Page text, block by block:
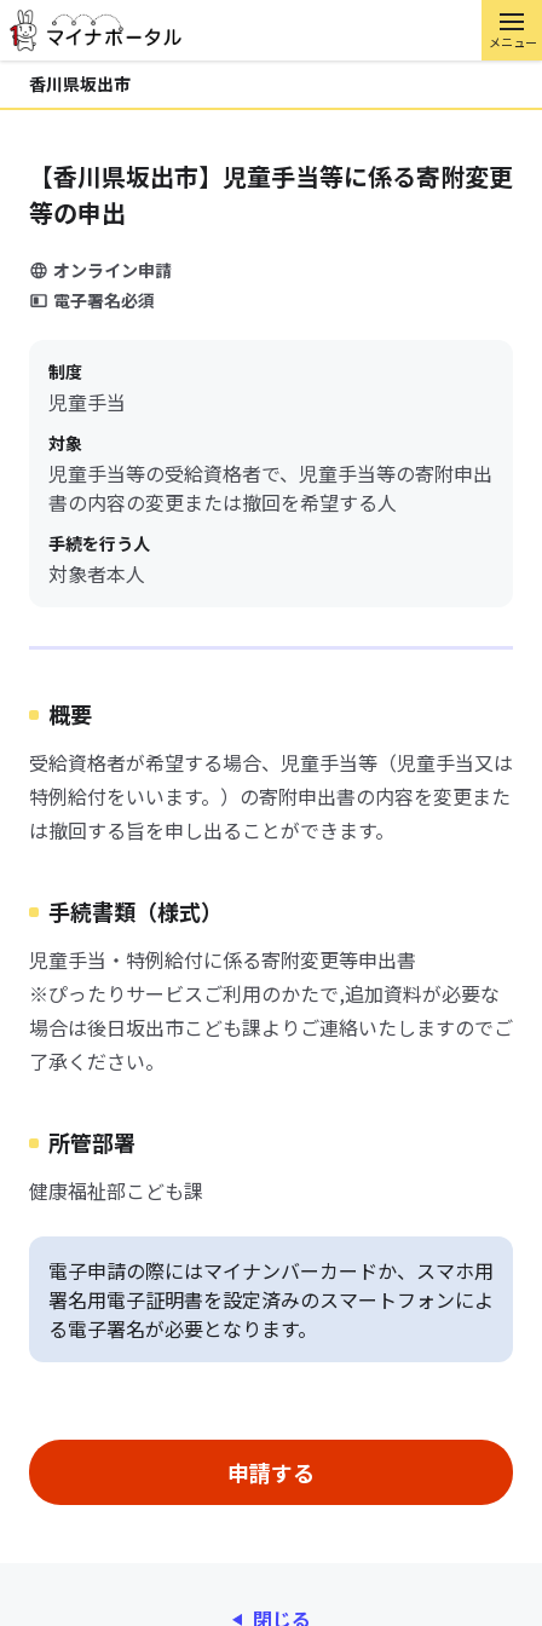
メニュー
香川県坂出市
【香川県坂出市】児童手当等に係る寄附変更
等の申出
オンライン申請
電子署名必須
制度
児童手当
対象
児童手当等の受給資格者で、児童手当等の寄附申出
書の内容の変更または撤回を希望する人
手続を行う人
対象者本人
概要
受給資格者が希望する場合、児童手当等（児童手当又は
特例給付をいいます。）の寄附申出書の内容を変更また
は撤回する旨を申し出ることができます。
手続書類（様式）
児童手当・特例給付に係る寄附変更等申出書
※ぴったりサービスご利用のかたで,追加資料が必要な
場合は後日坂出市こども課よりご連絡いたしますのでご
了承ください。
所管部署
健康福祉部こども課
電子申請の際にはマイナンバーカードか、スマホ用
署名用電子証明書を設定済みのスマートフォンによ
る電子署名が必要となります。
閉じる